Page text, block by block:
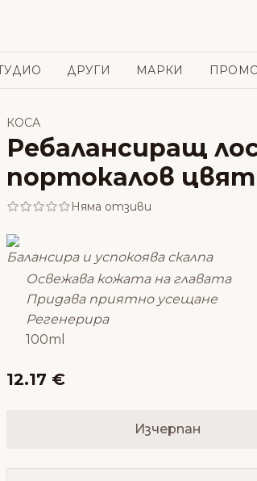
ДРУГИ МАРКИ
КОСА
Ребалансиращ
портокалов цвят
Няма отзиви
Балансира и успокоява скалпа
Освежава кожата на главата
Придава приятно усещане
Регенерира
100ml
12.17 €
Изчерпан